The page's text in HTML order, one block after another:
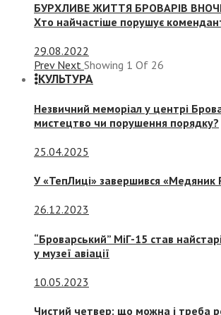
БУРХЛИВЕ ЖИТТЯ БРОВАРІВ
Хто найчастіше порушує
29.08.2022
Prev Next Showing 1 Of 26
КУЛЬТУРА
Незвичний меморіал у центрі
мистецтво чи порушення порядку?
25.04.2025
У «ТепЛиці» завершився «Медяник
26.12.2023
“Броварський” МіГ-15 став
у музеї авіації
10.05.2023
Чистий четвер: що можна і треба